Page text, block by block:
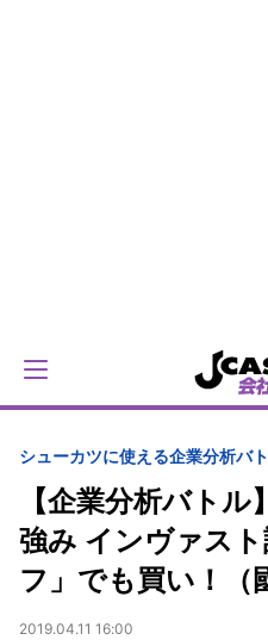
シューカツに使える企業分析バ
【企業分析バト
強み インヴァス
フ」でも買い！（
2019.04.11 16:00